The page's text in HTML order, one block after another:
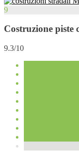
9
Costruzione piste
9.3/10